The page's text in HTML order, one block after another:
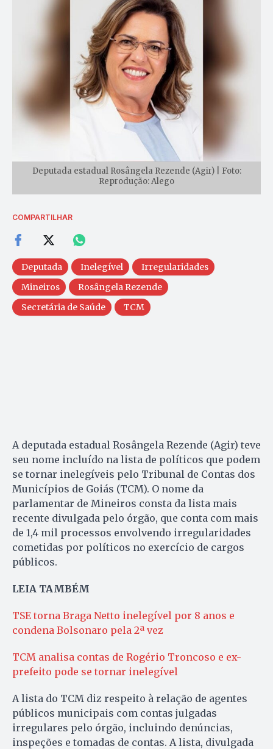
Deputada estadual Rosângela Rezende (Agir) | Foto:
Reprodução: Alego
COMPARTILHAR
Deputada Inelegível
Irregularidades
Mineiros
Rosângela Rezende
Secretária de Saúde
TCM
A deputada estadual Rosângela Rezende (Agir) teve
seu nome incluído na lista de políticos que podem
se tornar inelegíveis pelo Tribunal de Contas dos
Municípios de Goiás (TCM). O nome da
parlamentar de Mineiros consta da lista mais
recente divulgada pelo órgão, que conta com mais
de 1,4 mil processos envolvendo irregularidades
cometidas por políticos no exercício de cargos
públicos.
LEIA TAMBÉM
TSE torna Braga Netto inelegível por 8 anos e
condena Bolsonaro pela 2ª vez
TCM analisa contas de Rogério Troncoso e ex-
prefeito pode se tornar inelegível
A lista do TCM diz respeito à relação de agentes
públicos municipais com contas julgadas
irregulares pelo órgão, incluindo denúncias,
inspeções e tomadas de contas. A lista, divulgada